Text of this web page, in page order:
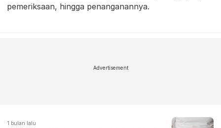
pemeriksaan, hingga penanganannya.
Advertisement
1 bulan lalu